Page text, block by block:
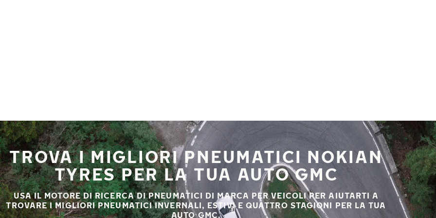
TROVA I MIGLIORI PNEUMATICI NOKIAN
TYRES PER LA TUA AUTO GMC
USA IL MOTORE DI RICERCA DI PNEUMATICI DI MARCA PER VEICOLI PER AIUTARTI A
TROVARE I MIGLIORI PNEUMATICI INVERNALI, ESTIVI E QUATTRO STAGIONI PER LA TUA
AUTO GMC.